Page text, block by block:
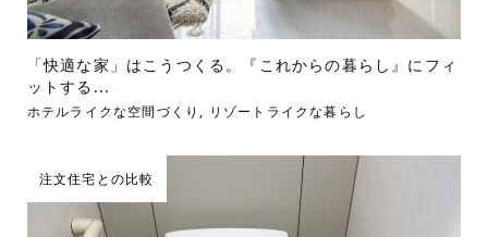
「快適な家」はこうつくる。『これからの暮らし』にフィ
ットする...
ホテルライクな空間づくり , リゾートライクな暮らし
注文住宅との比較